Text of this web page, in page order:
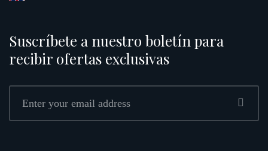
Suscríbete a nuestro boletín para
recibir ofertas exclusivas